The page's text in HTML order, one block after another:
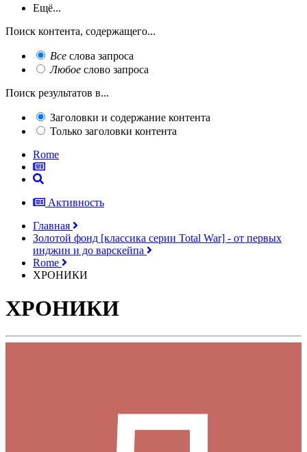
Ещё...
Поиск контента, содержащего...
Все слова запроса
Любое слово запроса
Поиск результатов в...
Заголовки и содержание контента
Только заголовки контента
Rome
Активность
Главная
Золотой фонд [классика серии Total War] - от первых
инджин и до варскейпа
Rome
ХРОНИКИ
ХРОНИКИ